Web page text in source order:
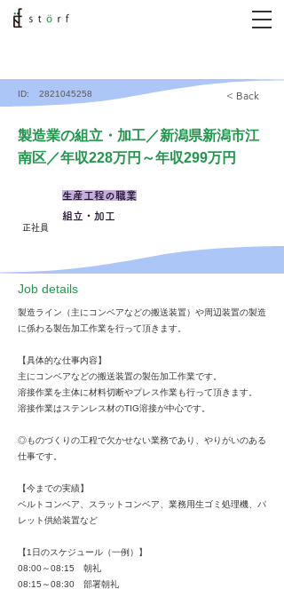
ID: 2821045258 < Back
製造業の組立・加工／新潟県新潟市江
南区／年収228万円～年収299万円
正社員
生産工程の職業
組立・加工
​Job details
製造ライン（主にコンベアなどの搬送装置）や周辺装置の製造
に係わる製缶加工作業を行って頂きます。
【具体的な仕事内容】
主にコンベアなどの搬送装置の製缶加工作業です。
溶接作業を主体に材料切断やプレス作業も行って頂きます。
溶接作業はステンレス材のTIG溶接が中心です。
◎ものづくりの工程で欠かせない業務であり、やりがいのある
仕事です。
【今までの実績】
ベルトコンベア、スラットコンベア、業務用生ゴミ処理機、パ
レット供給装置など
【1日のスケジュール（一例）】
08:00～08:15 朝礼
08:15～08:30 部署朝礼